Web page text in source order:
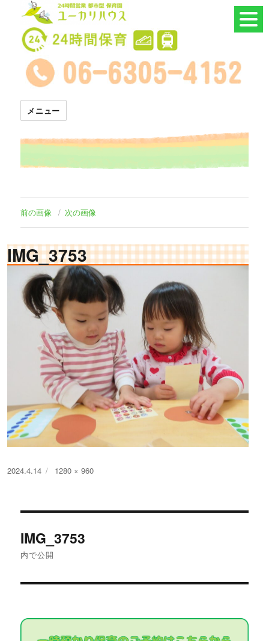
24時間託児所 ユーカリハウス
メニュー
前の画像 次の画像
IMG_3753
投
2024.4.14
フ
1280 × 960
稿
ゲ
IMG_3753
内で公開